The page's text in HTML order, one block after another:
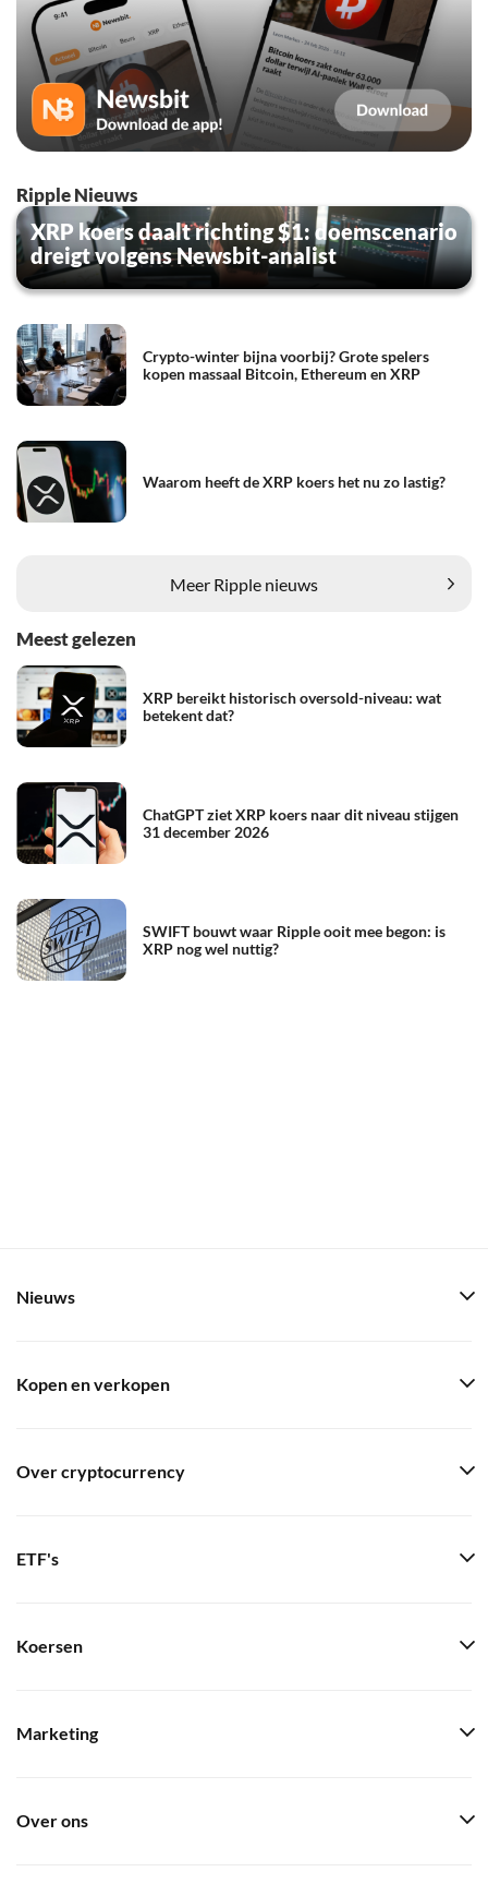
Ripple Nieuws
XRP koers daalt richting $1: doemscenario
dreigt volgens Newsbit-analist
Crypto-winter bijna voorbij? Grote spelers
kopen massaal Bitcoin, Ethereum en XRP
Waarom heeft de XRP koers het nu zo lastig?
Meer Ripple nieuws
Meest gelezen
XRP bereikt historisch oversold-niveau: wat
betekent dat?
ChatGPT ziet XRP koers naar dit niveau stijgen
31 december 2026
SWIFT bouwt waar Ripple ooit mee begon: is
XRP nog wel nuttig?
Nieuws
Kopen en verkopen
Over cryptocurrency
ETF's
Koersen
Marketing
Over ons